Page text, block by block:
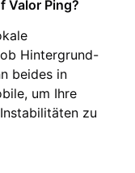
Valor Ping?
Hintergrund-
beides in
um Ihre
zu